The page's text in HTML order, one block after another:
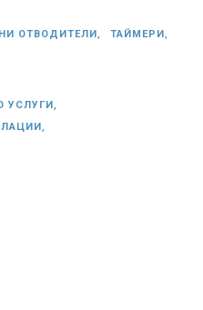
ОТВОДИТЕЛИ, ТАЙМЕРИ,
УСЛУГИ,